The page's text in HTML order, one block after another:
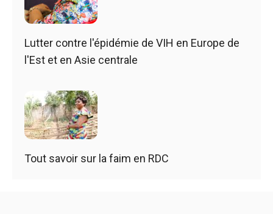
Lutter contre l'épidémie de VIH en Europe de
l'Est et en Asie centrale
Tout savoir sur la faim en RDC